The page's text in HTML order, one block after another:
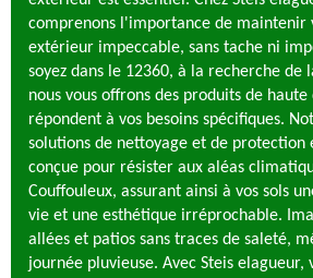
comprenons l'importance de maintenir
extérieur impeccable, sans tache ni
soyez dans le 12360, à la recherche de
nous vous offrons des produits de
répondent à vos besoins spécifiques.
solutions de nettoyage et de protection
conçue pour résister aux aléas
Couffouleux, assurant ainsi à vos sols
vie et une esthétique irréprochable.
allées et patios sans traces de saleté,
journée pluvieuse. Avec Steis